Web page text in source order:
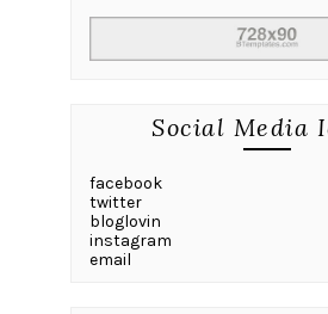
Social Media
facebook
twitter
bloglovin
instagram
email